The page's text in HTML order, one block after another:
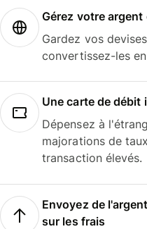
Gérez votre argent
Gardez vos
convertissez-les
Une carte de débit
Dépensez à
majorations de
transaction élevés.
Envoyez de
sur les frais